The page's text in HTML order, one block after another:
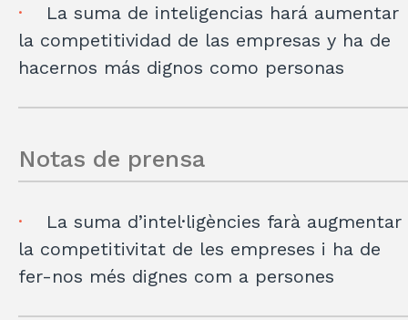
La suma de inteligencias hará aumentar
la competitividad de las empresas y ha de
hacernos más dignos como personas
Notas de prensa
La suma d’intel·ligències farà augmentar
la competitivitat de les empreses i ha de
fer-nos més dignes com a persones